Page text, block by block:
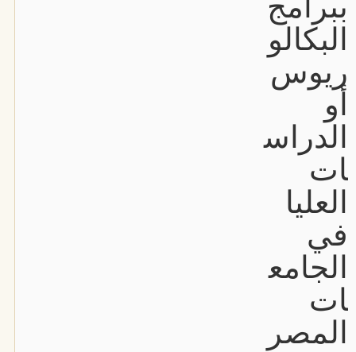
البكالو
ريوس
أو
الدراس
ات
العليا
في
الجامع
ات
المصر